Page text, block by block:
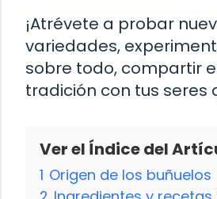
¡Atrévete a probar
variedades,
sobre todo, compartir
tradición con tus seres
Ver el Índice del
1 Origen de los buñuelos